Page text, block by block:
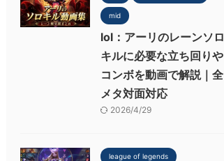
mid
lol：アーリのレーンソロ
キルに必要な立ち回りや
コンボを動画で解説｜全
メタ対面対応
2026/4/29
league of legends